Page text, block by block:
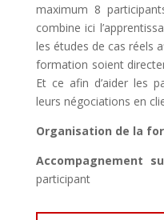
maximum 8
combine ici
les études de cas réels
formation soient
Et ce afin d’aider les
leurs négociations en
Organisation de la
Accompagnement
participant